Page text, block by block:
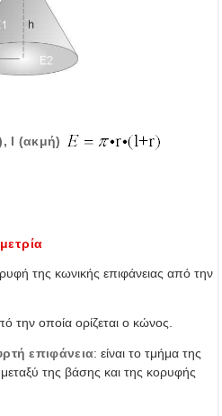
l (ακμή)
της κωνικής επιφάνειας από την
την οποία ορίζεται ο κώνος.
επιφάνεια: είναι το τμήμα της
μεταξύ της βάσης και της κορυφής